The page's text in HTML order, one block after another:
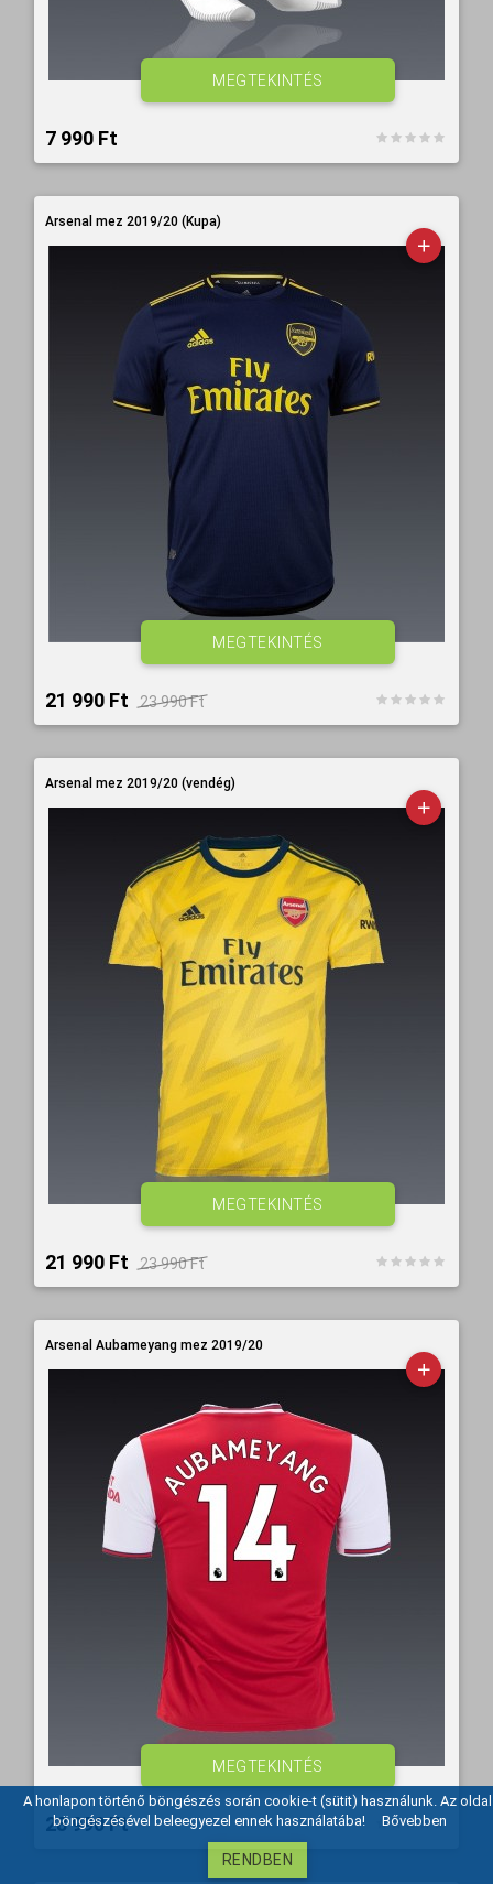
7 990 Ft‎
MEGTEKINTÉS
Arsenal mez 2019/20 (Kupa)
21 990 Ft‎ 23 990 Ft‎
MEGTEKINTÉS
Arsenal mez 2019/20 (vendég)
21 990 Ft‎ 23 990 Ft‎
MEGTEKINTÉS
Arsenal Aubameyang mez 2019/20
28 990 Ft‎
MEGTEKINTÉS
A honlapon történő böngészés során cookie-t (sütit) használunk. Az oldal
böngészésével beleegyezel ennek használatába! Bővebben
RENDBEN